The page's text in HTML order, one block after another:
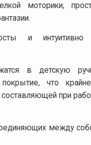
моторики,
и
в детскую
покрытие, что
составляющей при
между